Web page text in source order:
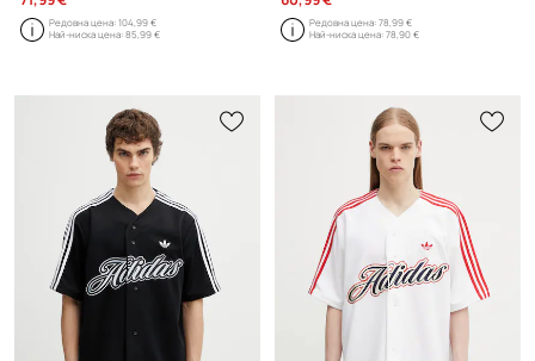
Редовна цена:104,99 €
Най-ниска цена:85,99 €
Редовна цена:78,99 €
Най-ниска цена:78,90 €